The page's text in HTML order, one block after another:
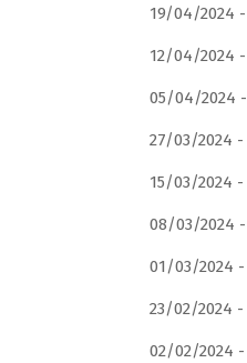
19/04/2024 -
12/04/2024 -
05/04/2024 -
27/03/2024 -
15/03/2024 -
08/03/2024 -
01/03/2024 -
23/02/2024 -
02/02/2024 -